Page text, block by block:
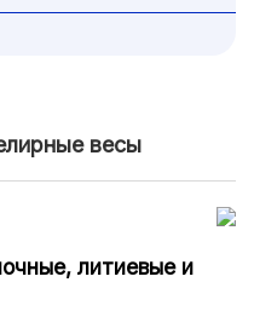
весы
литиевые и